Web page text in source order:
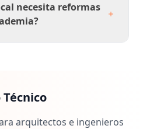
necesita reformas
arquitectos e ingenieros